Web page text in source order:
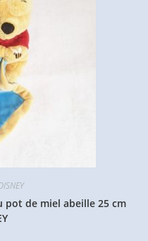
de miel abeille 25 cm